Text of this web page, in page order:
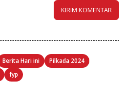
Berita Hari ini
Pilkada 2024
fyp